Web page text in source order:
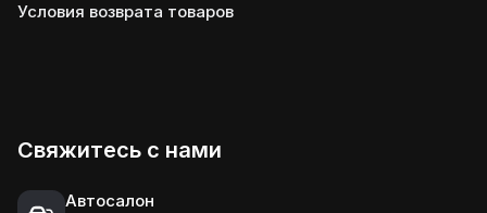
Условия возврата товаров
Свяжитесь с нами
Автосалон